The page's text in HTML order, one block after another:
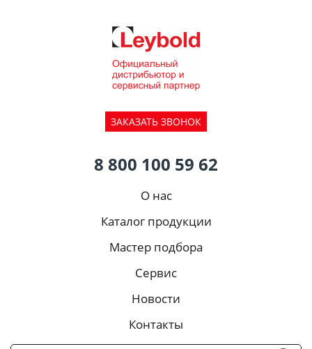
ЗАКАЗАТЬ ЗВОНОК
8 800 100 59 62
О нас
Каталог продукции
Мастер подбора
Сервис
Новости
Контакты